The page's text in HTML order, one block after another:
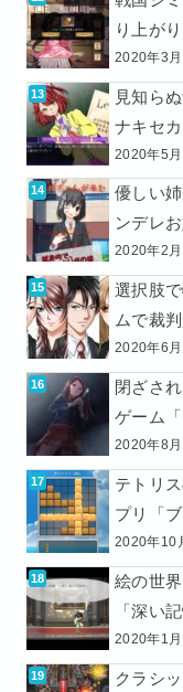
り上が
2020年3
見知ら
ナキセ
2020年5
優しい
ンデレ
2020年2
選択肢
ムで裁
2020年6
閉ざさ
ゲーム
2020年8
テトリ
プリ「
2020年10
絵の世
「深い
2020年1
クラシ